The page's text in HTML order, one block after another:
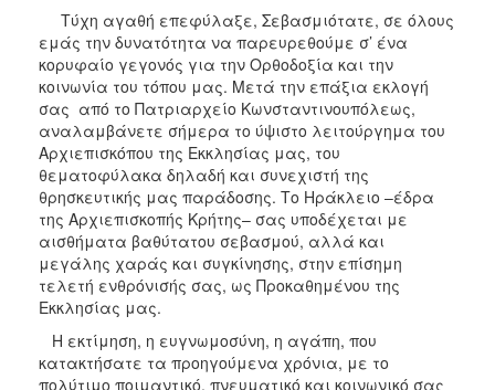
Τύχη αγαθή επεφύλαξε, Σεβασμιότατε, σε όλους
εμάς την δυνατότητα να παρευρεθούμε σ’ ένα
κορυφαίο γεγονός για την Ορθοδοξία και την
κοινωνία του τόπου μας. Μετά την επάξια εκλογή
σας από το Πατριαρχείο Κωνσταντινουπόλεως,
αναλαμβάνετε σήμερα το ύψιστο λειτούργημα του
Αρχιεπισκόπου της Εκκλησίας μας, του
θεματοφύλακα δηλαδή και συνεχιστή της
θρησκευτικής μας παράδοσης. Το Ηράκλειο –έδρα
της Αρχιεπισκοπής Κρήτης– σας υποδέχεται με
αισθήματα βαθύτατου σεβασμού, αλλά και
μεγάλης χαράς και συγκίνησης, στην επίσημη
τελετή ενθρόνισής σας, ως Προκαθημένου της
Εκκλησίας μας.
Η εκτίμηση, η ευγνωμοσύνη, η αγάπη, που
κατακτήσατε τα προηγούμενα χρόνια, με το
πολύτιμο ποιμαντικό, πνευματικό και κοινωνικό σας